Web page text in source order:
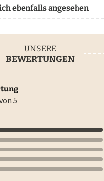
ebenfalls angesehen
UNSERE
BEWERTUNGEN
5